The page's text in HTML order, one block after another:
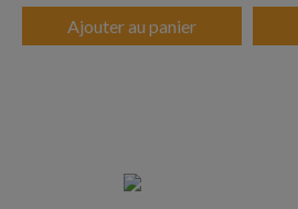
Ajouter au panier